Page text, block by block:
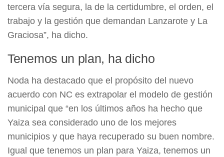
tercera vía segura, la de la certidumbre, el orden, el
trabajo y la gestión que demandan Lanzarote y La
Graciosa”, ha dicho.
Tenemos un plan, ha dicho
Noda ha destacado que el propósito del nuevo
acuerdo con NC es extrapolar el modelo de gestión
municipal que “en los últimos años ha hecho que
Yaiza sea considerado uno de los mejores
municipios y que haya recuperado su buen nombre.
Igual que tenemos un plan para Yaiza, tenemos un